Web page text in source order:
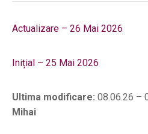
Actualizare – 26 Mai 2026
Inițial – 25 Mai 2026
Ultima modificare: 08.06.26 –
Mihai